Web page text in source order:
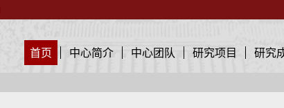
首页 中心简介 中心团队 研究项目 研究